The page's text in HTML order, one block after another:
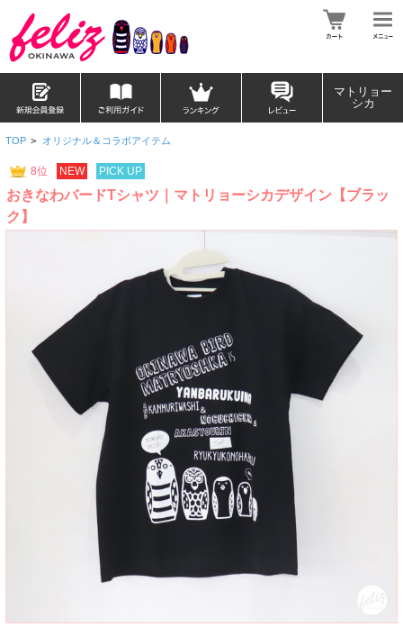
マトリョー
シカ
TOP > オリジナル＆コラボアイテム
8位 NEW PICK UP
おきなわバードTシャツ｜マトリョーシカデザイン【ブラッ
ク】